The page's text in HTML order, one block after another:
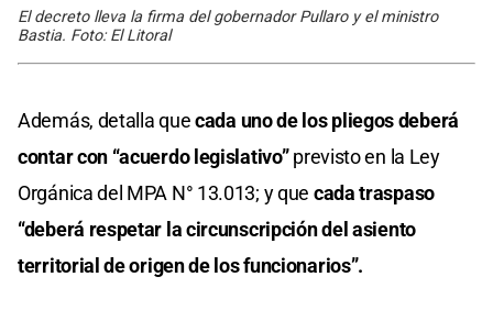
El decreto lleva la firma del gobernador Pullaro y el ministro
Bastia. Foto: El Litoral
Además, detalla quecada uno de los pliegos deberá
contar con “acuerdo legislativo”previsto en la Ley
Orgánica del MPA N° 13.013; y que cada traspaso
“deberá respetar la circunscripción del asiento
territorial de origen de los funcionarios”.